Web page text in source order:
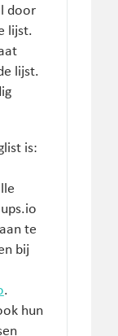
door
lijst.
lijst.
is:
te
bij
.
hun